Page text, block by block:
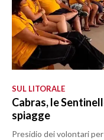
SUL LITORALE
Cabras, le
spiagge
Presidio dei volontari